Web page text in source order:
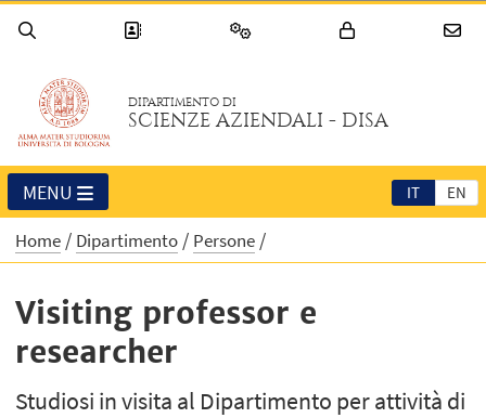
DIPARTIMENTO DI
SCIENZE AZIENDALI - DISA
IT EN
MENU
Home Dipartimento Persone
Visiting professor e
researcher
Studiosi in visita al Dipartimento per attività di